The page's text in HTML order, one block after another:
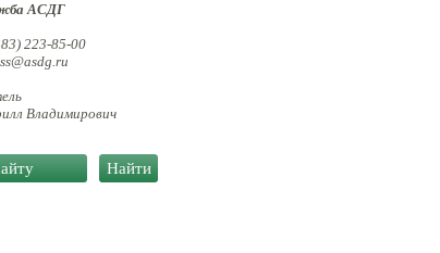
АСДГ
223-85-00
Владимирович